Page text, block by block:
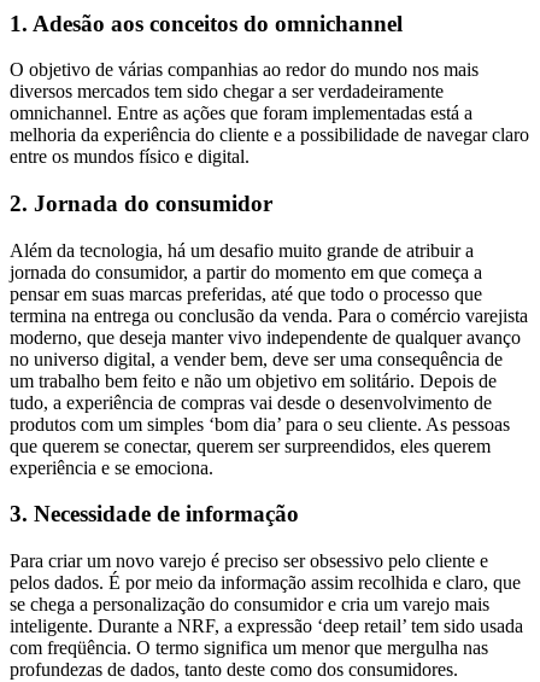
1. Adesão aos conceitos do omnichannel
O objetivo de várias companhias ao redor do mundo nos mais
diversos mercados tem sido chegar a ser verdadeiramente
omnichannel. Entre as ações que foram implementadas está a
melhoria da experiência do cliente e a possibilidade de navegar claro
entre os mundos físico e digital.
2. Jornada do consumidor
Além da tecnologia, há um desafio muito grande de atribuir a
jornada do consumidor, a partir do momento em que começa a
pensar em suas marcas preferidas, até que todo o processo que
termina na entrega ou conclusão da venda. Para o comércio varejista
moderno, que deseja manter vivo independente de qualquer avanço
no universo digital, a vender bem, deve ser uma consequência de
um trabalho bem feito e não um objetivo em solitário. Depois de
tudo, a experiência de compras vai desde o desenvolvimento de
produtos com um simples ‘bom dia’ para o seu cliente. As pessoas
que querem se conectar, querem ser surpreendidos, eles querem
experiência e se emociona.
3. Necessidade de informação
Para criar um novo varejo é preciso ser obsessivo pelo cliente e
pelos dados. É por meio da informação assim recolhida e claro, que
se chega a personalização do consumidor e cria um varejo mais
inteligente. Durante a NRF, a expressão ‘deep retail’ tem sido usada
com freqüência. O termo significa um menor que mergulha nas
profundezas de dados, tanto deste como dos consumidores.